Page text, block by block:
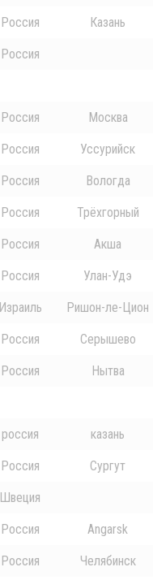
Россия Казань
Россия
Россия Москва
Россия Уссурийск
Россия Вологда
Россия Трёхгорный
Россия Акша
Россия Улан-Удэ
Израиль Ришон-ле-Цион
Россия Серышево
Россия Нытва
россия казань
Россия Сургут
Швеция
Россия Angarsk
Россия Челябинск